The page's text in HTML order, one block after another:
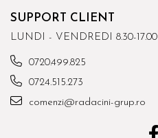
SUPPORT CLIENT
LUNDI - VENDREDI 8.30-17.00
0720.499.825
0724.515.273
comenzi@radacini-grup.ro